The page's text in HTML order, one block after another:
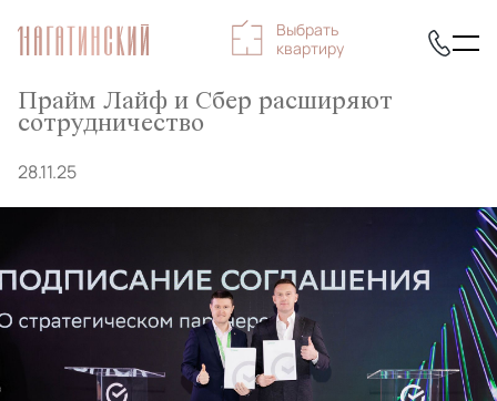
Выбрать
квартиру
Прайм Лайф и Сбер расширяют
сотрудничество
28.11.25